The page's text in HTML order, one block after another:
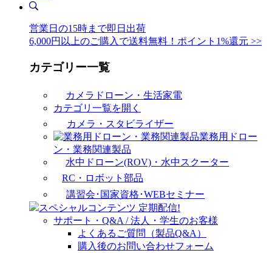
営業日の15時まで即日出荷
6,000円以上のご購入で送料無料！ポイント1%還元 >>
カテゴリー一覧
カメラドローン・生活家電
カテゴリ一覧を開く
カメラ・スタビライザー
業務用ドロー
ン・業務関連製品
水中ドローン(ROV)・水中スクーター
RC・ロボット部品
講習会･国家資格･WEBセミナー
スペシャルコンテンツ 定期配信!
サポート・Q&A / 法人・学生のお客様
よくあるご質問（製品Q&A）
購入後のお問い合わせフォーム